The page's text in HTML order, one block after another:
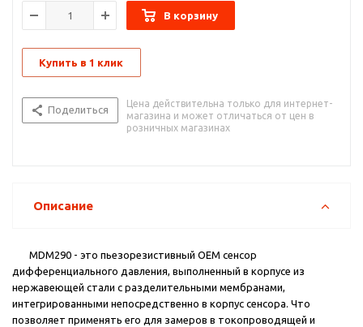
В корзину
Купить в 1 клик
Поделиться
Цена действительна только для интернет-
магазина и может отличаться от цен в
розничных магазинах
Описание
MDM290 - это пьезорезистивный OEM сенсор
дифференциального давления, выполненный в корпусе из
нержавеющей стали с разделительными мембранами,
интегрированными непосредственно в корпус сенсора. Что
позволяет применять его для замеров в токопроводящей и